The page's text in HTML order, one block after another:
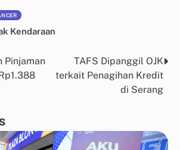
Kendaraan
Pinjaman
TAFS Dipanggil OJK
terkait Penagihan Kredit
di Serang